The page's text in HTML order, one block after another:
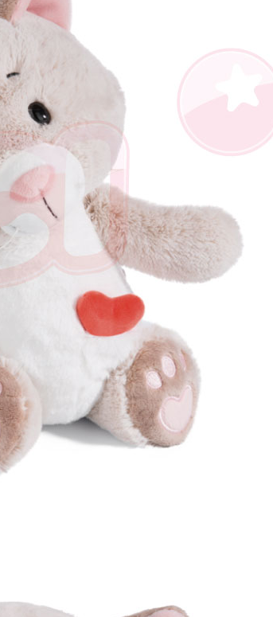
任。
４．使用「AFTEE先享後付」時，將依據個別帳號之用
即時審查核予不同之上限額度；若仍有額度不足之情形
結果請求用戶進行身份認證。
５．嚴禁一人註冊多個帳號或使用他人資訊註冊。若發
形，恩沛科技股份有限公司將有權停止該用戶之使用額